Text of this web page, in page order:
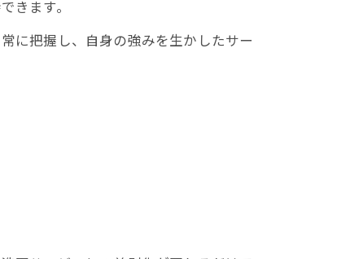
きます。
に把握し、自身の強みを生かしたサー